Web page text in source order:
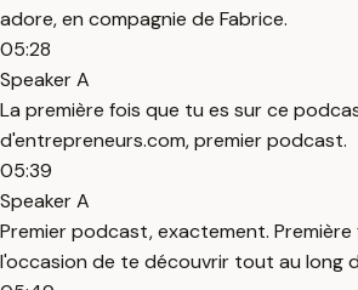
adore, en compagnie de Fabrice.
05:28
Speaker A
La première fois que tu es sur ce
d'entrepreneurs.com, premier podcast.
05:39
Speaker A
Premier podcast, exactement. Première
l'occasion de te découvrir tout au long